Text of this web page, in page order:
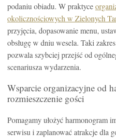
podaniu obiadu. W praktyce
okolicznościowych w Zielonych
przyjęcia, dopasowanie menu,
obsługę w dniu wesela. Taki
pozwala szybciej przejść od
scenariusza wydarzenia.
Wsparcie organizacyjne od
rozmieszczenie gości
Pomagamy ułożyć harmonogram
serwisu i zaplanować atrakcje dla